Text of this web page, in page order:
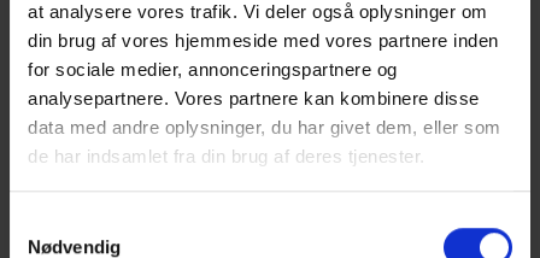
at analysere vores trafik. Vi deler også oplysninger om
din brug af vores hjemmeside med vores partnere inden
for sociale medier, annonceringspartnere og
analysepartnere. Vores partnere kan kombinere disse
data med andre oplysninger, du har givet dem, eller som
de har indsamlet fra din brug af deres tjenester.
Nødvendig